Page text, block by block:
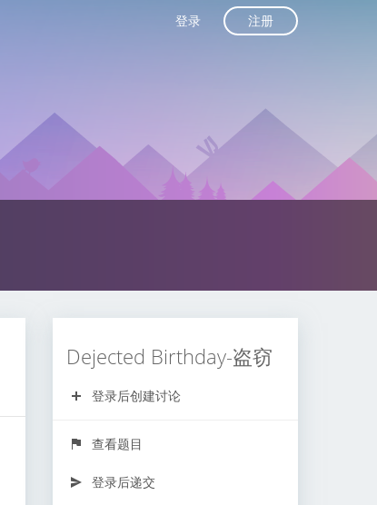
登录 注册
Dejected Birthday-盗窃
登录后创建讨论
查看题目
登录后递交